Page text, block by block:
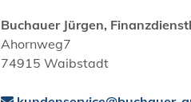
Buchauer Jürgen,
Ahornweg7
74915 Waibstadt